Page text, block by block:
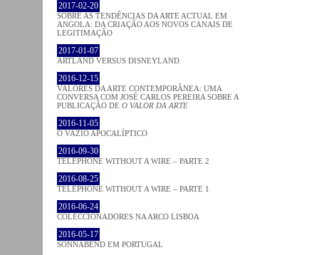
2017-02-20
SOBRE AS TENDÊNCIAS DA ARTE ACTUAL EM
ANGOLA: DA CRIAÇÃO AOS NOVOS CANAIS DE
LEGITIMAÇÃO
2017-01-07
ARTLAND VERSUS DISNEYLAND
2016-12-15
VALORES DA ARTE CONTEMPORÂNEA: UMA
CONVERSA COM JOSÉ CARLOS PEREIRA SOBRE A
PUBLICAÇÃO DE O VALOR DA ARTE
2016-11-05
O VAZIO APOCALÍPTICO
2016-09-30
TELEPHONE WITHOUT A WIRE – PARTE 2
2016-08-25
TELEPHONE WITHOUT A WIRE – PARTE 1
2016-06-24
COLECCIONADORES NA ARCO LISBOA
2016-05-17
SONNABEND EM PORTUGAL